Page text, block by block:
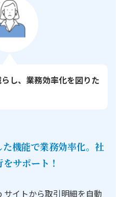
し、業務効率化を図りた
機能で業務効率化。社
サポート！
イトから取引明細を自動